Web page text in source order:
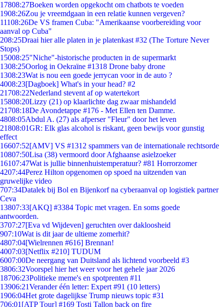
17808:27Boeken worden opgekocht om chatbots te voeden
1908:26Zou je vreemdgaan in een relatie kunnen vergeven?
11108:26De VS framen Cuba: "Amerikaanse voorbereiding voor
aanval op Cuba"
208:25Draai hier alle platen in je platenkast #32 (The Torture Never
Stops)
15008:25"Niche"-historische producten in de supermarkt
1308:25Oorlog in Oekraïne #1318 Drone baby drone
1308:23Wat is nou een goede jerrycan voor in de auto ?
4008:23[Dagboek] What's in your head? #2
21708:22Nederland stevent af op watertekort
15808:20Lizzy (21) op klaarlichte dag zwaar mishandeld
21708:18De Avondetappe #176 - Met Ellen ten Damme.
4808:05Abdul A. (27) als afperser "Fleur" door het leven
21808:01GR: Elk glas alcohol is riskant, geen bewijs voor gunstig
effect
16607:52[AMV] VS #1312 spammers van de internationale rechtsorde
10807:50Lisa (38) vermoord door Afghaanse asielzoeker
16107:47Wat is jullie binnenhuistemperatuur? #81 Horrorzomer
4207:44Perez Hilton opgenomen op spoed na uitzenden van
gruwelijke video
707:34Datalek bij Bol en Bijenkorf na cyberaanval op logistiek partner
Ceva
13807:33[AKQ] #3384 Topic met vragen. En soms goede
antwoorden.
3707:27[Eva vd Wijdeven] geruchten over dakloosheid
907:10Wat is dit jaar de ultieme zomerhit?
4807:04[Wielrennen #616] Brennan!
4007:03[Netflix #210] TUDUM
6007:00De neergang van Duitsland als lichtend voorbeeld #3
3806:32Voorspel hier het weer voor het gehele jaar 2026
18706:23Politieke meme's en spotprenten #11
13906:21Verander één letter: Expert #91 (10 letters)
1906:04Het grote dagelijkse Trump nieuws topic #31
706:01 [ATP Tour] #169 Tosti Tallon back on fire